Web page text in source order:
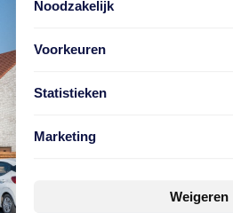
Noodzakelijk
Voorkeuren
Statistieken
Marketing
Weigeren